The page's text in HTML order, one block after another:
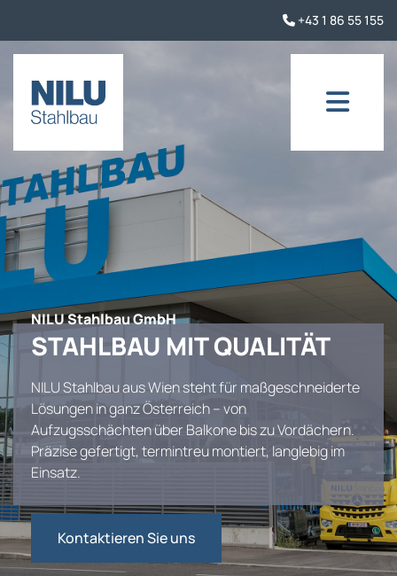
 +43 1 86 55 155
NILU Stahlbau GmbH
STAHLBAU MIT QUALITÄT
NILU Stahlbau aus Wien steht für maßgeschneiderte
Lösungen in ganz Österreich – von
Aufzugsschächten über Balkone bis zu Vordächern.
Präzise gefertigt, termintreu montiert, langlebig im
Einsatz.
Kontaktieren Sie uns